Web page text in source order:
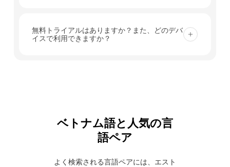
による文字起こしは、翻訳内容の確認や会議議事録
の作成のために一時的に保存されますが、記録はい
無料トライアルはありますか？また、どのデバ
イスで利用できますか？
ベトナム語と人気の言
語ペア
よく検索される言語ペアには、エスト